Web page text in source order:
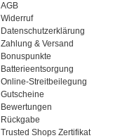
AGB
Widerruf
Datenschutzerklärung
Zahlung & Versand
Bonuspunkte
Batterieentsorgung
Online-Streitbeilegung
Gutscheine
Bewertungen
Rückgabe
Trusted Shops Zertifikat